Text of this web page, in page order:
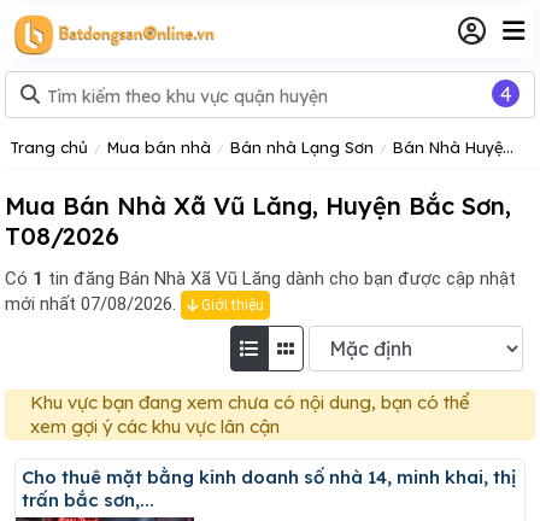
Trang chủ Mua bán nhà Bán nhà Lạng Sơn Bán Nhà Huyện Bắc Sơn
Mua Bán Nhà Xã Vũ Lăng, Huyện Bắc Sơn,
T08/2026
Có 1 tin đăng Bán Nhà Xã Vũ Lăng dành cho bạn được cập nhật
mới nhất 07/08/2026.
Giới thiệu
Khu vực bạn đang xem chưa có nội dung, bạn có thể
xem gợi ý các khu vực lân cận
Cho thuê mặt bằng kinh doanh số nhà 14, minh khai, thị
trấn bắc sơn,...
4